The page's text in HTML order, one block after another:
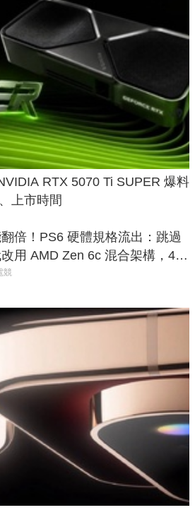
RTX 5070 Ti SUPER 爆料
上市時間
倍！PS6 硬體規格流出：跳過
用 AMD Zen 6c 混合架構，4K
與全光追時代來臨
競